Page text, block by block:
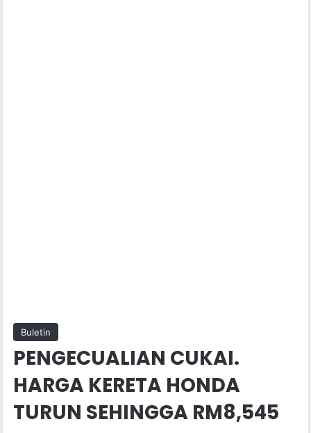
Buletin
PENGECUALIAN CUKAI.
HARGA KERETA HONDA
TURUN SEHINGGA RM8,545